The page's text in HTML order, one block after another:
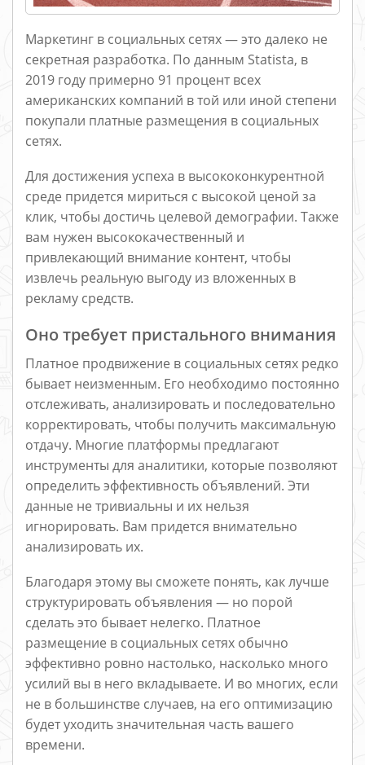
Маркетинг в социальных сетях — это далеко не
секретная разработка. По данным Statista, в
2019 году примерно 91 процент всех
американских компаний в той или иной степени
покупали платные размещения в социальных
сетях.
Для достижения успеха в высококонкурентной
среде придется мириться с высокой ценой за
клик, чтобы достичь целевой демографии. Также
вам нужен высококачественный и
привлекающий внимание контент, чтобы
извлечь реальную выгоду из вложенных в
рекламу средств.
Оно требует пристального внимания
Платное продвижение в социальных сетях редко
бывает неизменным. Его необходимо постоянно
отслеживать, анализировать и последовательно
корректировать, чтобы получить максимальную
отдачу. Многие платформы предлагают
инструменты для аналитики, которые позволяют
определить эффективность объявлений. Эти
данные не тривиальны и их нельзя
игнорировать. Вам придется внимательно
анализировать их.
Благодаря этому вы сможете понять, как лучше
структурировать объявления — но порой
сделать это бывает нелегко. Платное
размещение в социальных сетях обычно
эффективно ровно настолько, насколько много
усилий вы в него вкладываете. И во многих, если
не в большинстве случаев, на его оптимизацию
будет уходить значительная часть вашего
времени.